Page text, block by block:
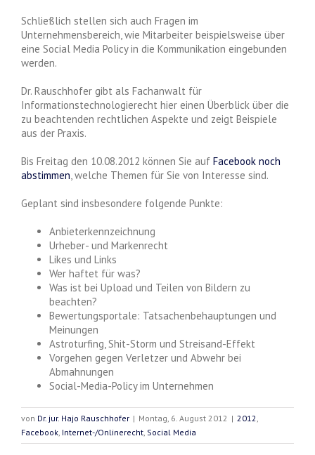
Schließlich stellen sich auch Fragen im
Unternehmensbereich, wie Mitarbeiter beispielsweise über
eine Social Media Policy in die Kommunikation eingebunden
werden.
Dr. Rauschhofer gibt als Fachanwalt für
Informationstechnologierecht hier einen Überblick über die
zu beachtenden rechtlichen Aspekte und zeigt Beispiele
aus der Praxis.
Bis Freitag den 10.08.2012 können Sie auf Facebook noch
abstimmen , welche Themen für Sie von Interesse sind.
Geplant sind insbesondere folgende Punkte:
Anbieterkennzeichnung
Urheber- und Markenrecht
Likes und Links
Wer haftet für was?
Was ist bei Upload und Teilen von Bildern zu
beachten?
Bewertungsportale: Tatsachenbehauptungen und
Meinungen
Astroturfing, Shit-Storm und Streisand-Effekt
Vorgehen gegen Verletzer und Abwehr bei
Abmahnungen
Social-Media-Policy im Unternehmen
von Dr. jur. Hajo Rauschhofer | Montag, 6. August 2012 | 2012
Facebook Internet-/Onlinerecht Social Media